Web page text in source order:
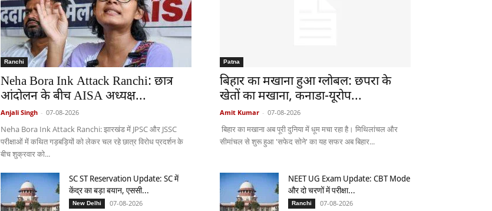
Ranchi
Neha Bora Ink Attack Ranchi: छात्र
आंदोलन के बीच AISA अध्यक्ष...
Anjali Singh - 07-08-2026
Neha Bora Ink Attack Ranchi: झारखंड में JPSC और JSSC
परीक्षाओं में कथित गड़बड़ियों को लेकर चल रहे छात्र विरोध प्रदर्शन के
बीच शुक्रवार को...
Patna
बिहार का मखाना हुआ ग्लोबल: छपरा के
खेतों का मखाना, कनाडा-यूरोप...
Amit Kumar - 07-08-2026
बिहार का मखाना अब पूरी दुनिया में धूम मचा रहा है। मिथिलांचल और
सीमांचल से शुरू हुआ 'सफेद सोने' का यह सफर अब बिहार...
SC ST Reservation Update: SC में
केंद्र का बड़ा बयान, एससी...
New Delhi 07-08-2026
NEET UG Exam Update: CBT Mode
और दो चरणों में परीक्षा...
Ranchi 07-08-2026